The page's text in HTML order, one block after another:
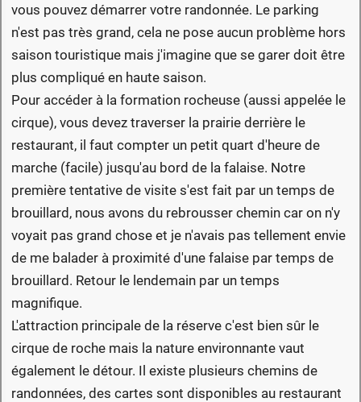
vous pouvez démarrer votre randonnée. Le parking
n'est pas très grand, cela ne pose aucun problème hors
saison touristique mais j'imagine que se garer doit être
plus compliqué en haute saison.
Pour accéder à la formation rocheuse (aussi appelée le
cirque), vous devez traverser la prairie derrière le
restaurant, il faut compter un petit quart d'heure de
marche (facile) jusqu'au bord de la falaise. Notre
première tentative de visite s'est fait par un temps de
brouillard, nous avons du rebrousser chemin car on n'y
voyait pas grand chose et je n'avais pas tellement envie
de me balader à proximité d'une falaise par temps de
brouillard. Retour le lendemain par un temps
magnifique.
L'attraction principale de la réserve c'est bien sûr le
cirque de roche mais la nature environnante vaut
également le détour. Il existe plusieurs chemins de
randonnées, des cartes sont disponibles au restaurant